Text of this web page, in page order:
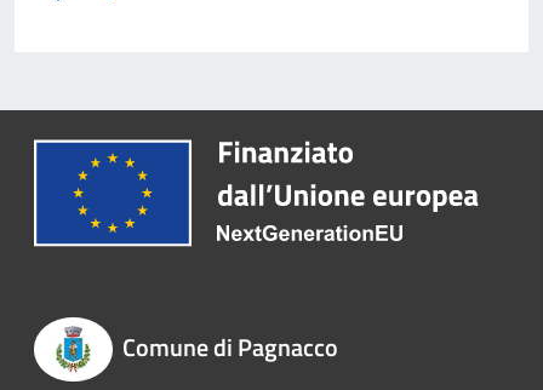
Comune di Pagnacco